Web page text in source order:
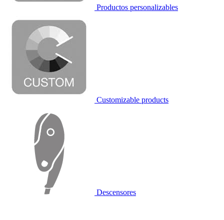
Productos personalizables
Customizable products
Descensores